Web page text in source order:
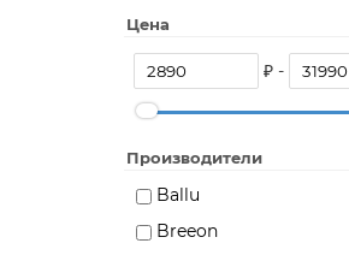
Цена
₽ -
Производители
Ballu
Breeon